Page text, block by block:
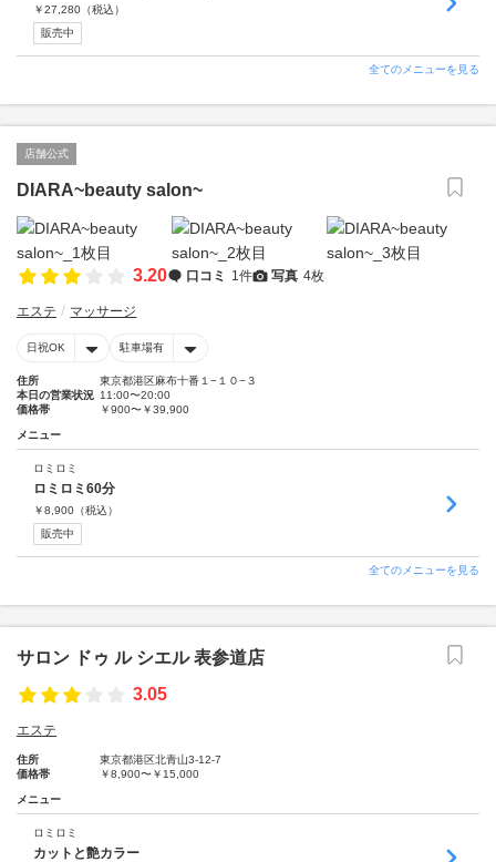
￥27,280 （税込）
販売中
全てのメニューを見る
店舗公式
DIARA~beauty salon~
3.20 口コミ 1件 写真 4枚
エステ マッサージ
日祝OK 駐車場有
住所
東京都港区麻布十番１−１０−３
本日の営業状況 11:00〜20:00
価格帯
￥900〜￥39,900
メニュー
ロミロミ
ロミロミ60分
￥8,900 （税込）
販売中
全てのメニューを見る
サロン ドゥ ル シエル 表参道店
3.05
エステ
住所
東京都港区北青山3-12-7
価格帯
￥8,900〜￥15,000
メニュー
ロミロミ
カットと艶カラー